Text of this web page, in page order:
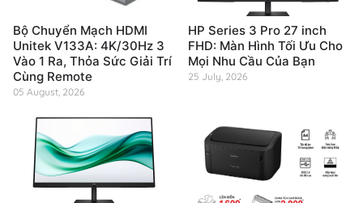
Bộ Chuyển Mạch HDMI
Unitek V133A: 4K/30Hz 3
Vào 1 Ra, Thỏa Sức Giải Trí
Cùng Remote
05 August, 2026
HP Series 3 Pro 27 inch
FHD: Màn Hình Tối Ưu Cho
Mọi Nhu Cầu Của Bạn
25 July, 2026